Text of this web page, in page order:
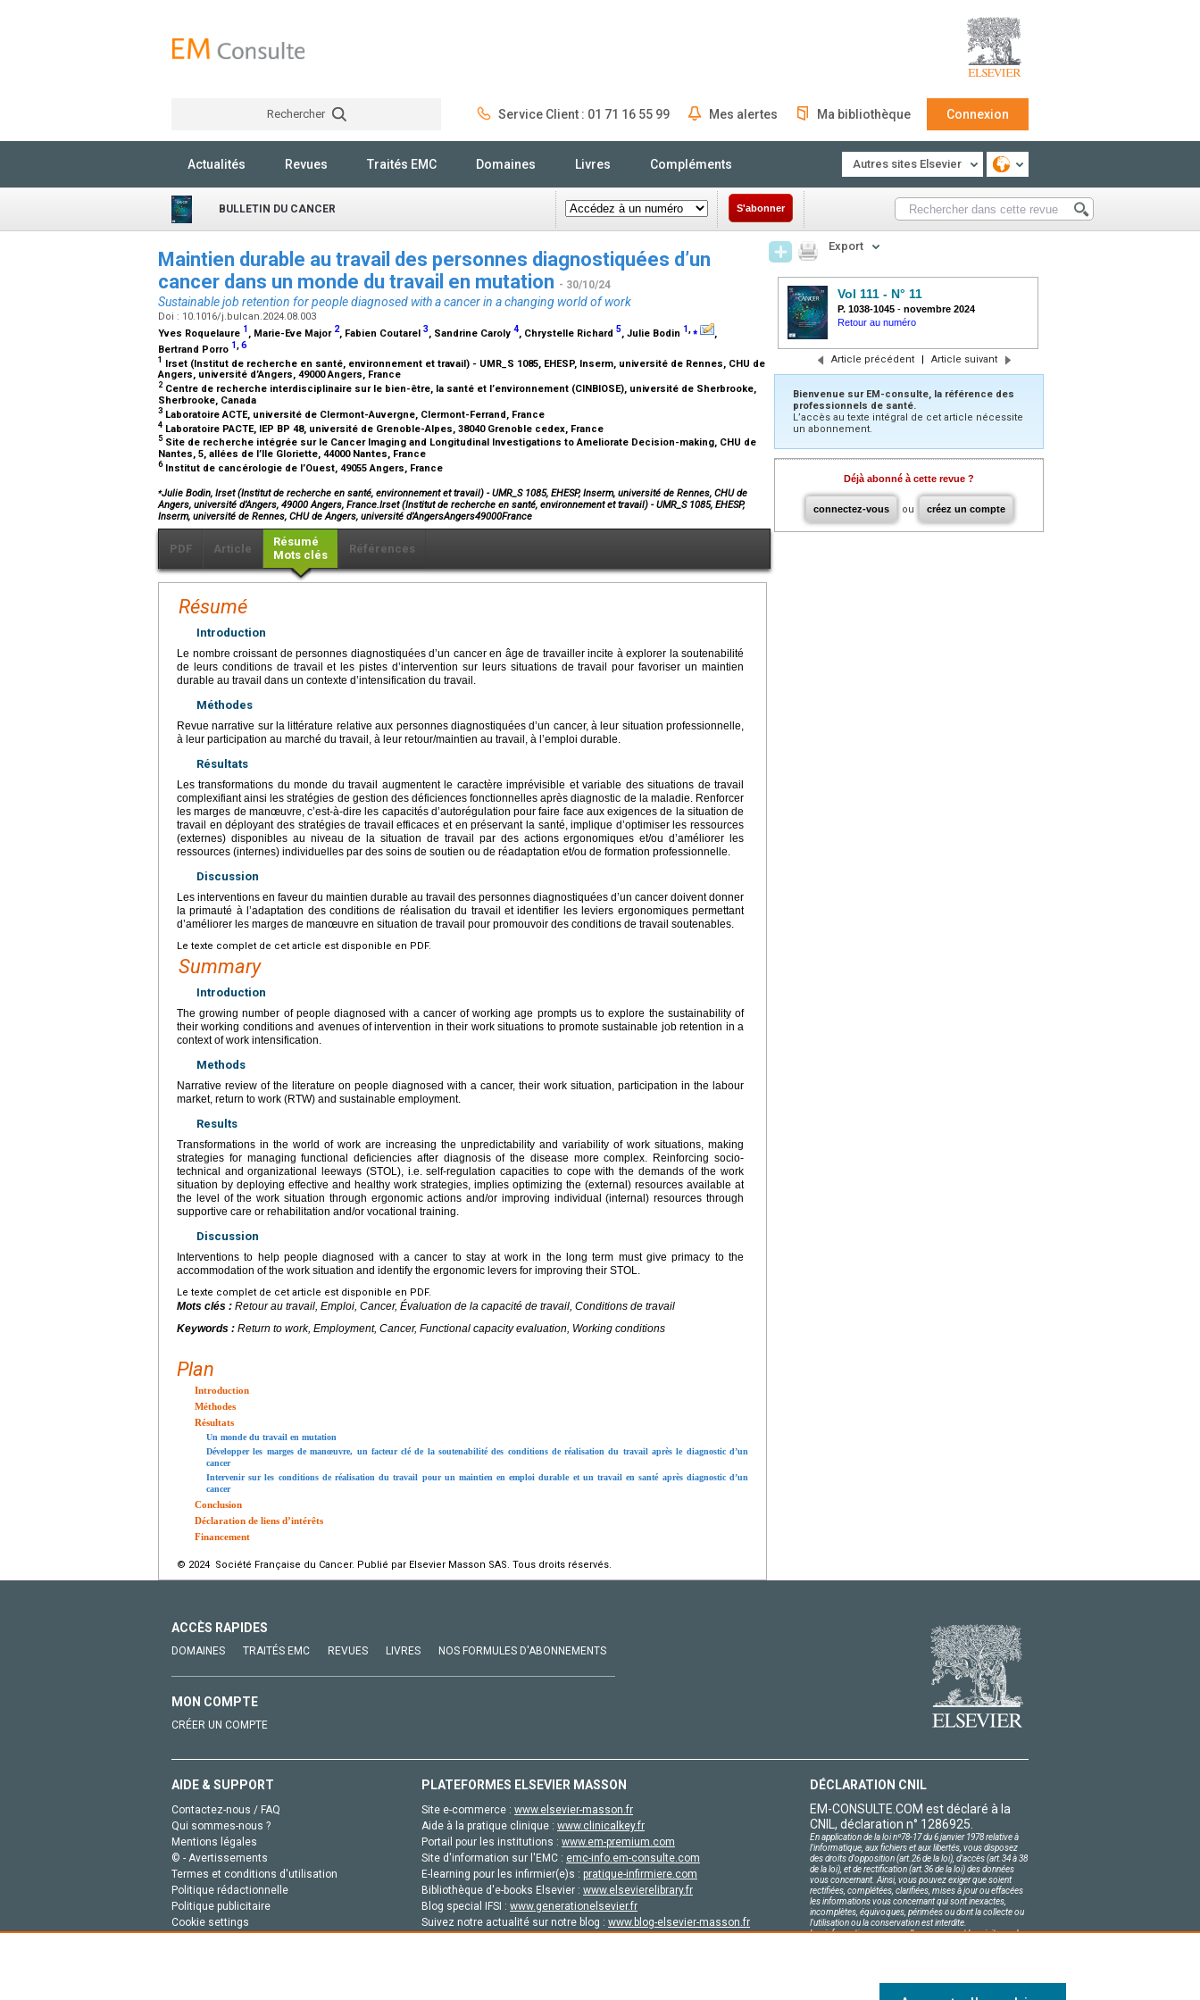
Rechercher Service Client : 01 71 16 55 99 Mes alertes Ma bibliothèque Connexion
Actualités Revues Traités EMC Domaines Livres Compléments Autres sites Elsevier
BULLETIN DU CANCER S'abonner
Maintien durable au travail des personnes diagnostiquées d’un
cancer dans un monde du travail en mutation - 30/10/24
Sustainable job retention for people diagnosed with a cancer in a changing world of work
Doi : 10.1016/j.bulcan.2024.08.003
Yves Roquelaure 1 , Marie-Eve Major 2, Fabien Coutarel 3, Sandrine Caroly 4, Chrystelle Richard 5, Julie Bodin 1,⁎
,
Bertrand Porro 1 6
1 Irset (Institut de recherche en santé, environnement et travail) - UMR_S 1085, EHESP, Inserm, université de Rennes, CHU de
Angers, université d’Angers, 49000 Angers, France
2 Centre de recherche interdisciplinaire sur le bien-être, la santé et l’environnement (CINBIOSE), université de Sherbrooke,
Sherbrooke, Canada
3 Laboratoire ACTE, université de Clermont-Auvergne, Clermont-Ferrand, France
4 Laboratoire PACTE, IEP BP 48, université de Grenoble-Alpes, 38040 Grenoble cedex, France
5 Site de recherche intégrée sur le Cancer Imaging and Longitudinal Investigations to Ameliorate Decision-making, CHU de
Nantes, 5, allées de l’Ile Gloriette, 44000 Nantes, France
6Institut de cancérologie de l’Ouest, 49055 Angers, France
⁎Julie Bodin, Irset (Institut de recherche en santé, environnement et travail) - UMR_S 1085, EHESP, Inserm, université de Rennes, CHU de
Angers, université d’Angers, 49000 Angers, France.Irset (Institut de recherche en santé, environnement et travail) - UMR_S 1085, EHESP,
Inserm, université de Rennes, CHU de Angers, université d’AngersAngers49000France
PDF Article
Résumé
Mots clés
Références
Résumé
Introduction
Le nombre croissant de personnes diagnostiquées d’un cancer en âge de travailler incite à explorer la soutenabilité
de leurs conditions de travail et les pistes d’intervention sur leurs situations de travail pour favoriser un maintien
durable au travail dans un contexte d’intensification du travail.
Méthodes
Revue narrative sur la littérature relative aux personnes diagnostiquées d’un cancer, à leur situation professionnelle,
à leur participation au marché du travail, à leur retour/maintien au travail, à l’emploi durable.
Résultats
Les transformations du monde du travail augmentent le caractère imprévisible et variable des situations de travail
complexifiant ainsi les stratégies de gestion des déficiences fonctionnelles après diagnostic de la maladie. Renforcer
les marges de manœuvre, c’est-à-dire les capacités d’autorégulation pour faire face aux exigences de la situation de
travail en déployant des stratégies de travail efficaces et en préservant la santé, implique d’optimiser les ressources
(externes) disponibles au niveau de la situation de travail par des actions ergonomiques et/ou d’améliorer les
ressources (internes) individuelles par des soins de soutien ou de réadaptation et/ou de formation professionnelle.
Discussion
Les interventions en faveur du maintien durable au travail des personnes diagnostiquées d’un cancer doivent donner
la primauté à l’adaptation des conditions de réalisation du travail et identifier les leviers ergonomiques permettant
d’améliorer les marges de manœuvre en situation de travail pour promouvoir des conditions de travail soutenables.
Le texte complet de cet article est disponible en PDF.
Summary
Introduction
The growing number of people diagnosed with a cancer of working age prompts us to explore the sustainability of
their working conditions and avenues of intervention in their work situations to promote sustainable job retention in a
context of work intensification.
Methods
Narrative review of the literature on people diagnosed with a cancer, their work situation, participation in the labour
market, return to work (RTW) and sustainable employment.
Results
Transformations in the world of work are increasing the unpredictability and variability of work situations, making
strategies for managing functional deficiencies after diagnosis of the disease more complex. Reinforcing socio-
technical and organizational leeways (STOL), i.e. self-regulation capacities to cope with the demands of the work
situation by deploying effective and healthy work strategies, implies optimizing the (external) resources available at
the level of the work situation through ergonomic actions and/or improving individual (internal) resources through
supportive care or rehabilitation and/or vocational training.
Discussion
Interventions to help people diagnosed with a cancer to stay at work in the long term must give primacy to the
accommodation of the work situation and identify the ergonomic levers for improving their STOL.
Le texte complet de cet article est disponible en PDF.
Mots clés : Retour au travail, Emploi, Cancer, Évaluation de la capacité de travail, Conditions de travail
Keywords : Return to work, Employment, Cancer, Functional capacity evaluation, Working conditions
Plan
Introduction
Méthodes
Résultats
Un monde du travail en mutation
Développer les marges de manœuvre, un facteur clé de la soutenabilité des conditions de réalisation du travail après le diagnostic d’un
cancer
Intervenir sur les conditions de réalisation du travail pour un maintien en emploi durable et un travail en santé après diagnostic d’un
cancer
Conclusion
Déclaration de liens d’intérêts
Financement
© 2024 Société Française du Cancer. Publié par Elsevier Masson SAS. Tous droits réservés.
Export
Vol 111 - N° 11
P. 1038-1045 - novembre 2024
Retour au numéro
Article précédent | Article suivant
Bienvenue sur EM-consulte, la référence des
professionnels de santé.
L’accès au texte intégral de cet article nécessite
un abonnement.
Déjà abonné à cette revue ?
connectez-vous ou créez un compte
ACCÈS RAPIDES
DOMAINES TRAITÉS EMC REVUES LIVRES NOS FORMULES D'ABONNEMENTS
MON COMPTE
CRÉER UN COMPTE
AIDE & SUPPORT
Contactez-nous / FAQ
Qui sommes-nous ?
Mentions légales
© - Avertissements
Termes et conditions d'utilisation
Politique rédactionnelle
Politique publicitaire
Cookie settings
PLATEFORMES ELSEVIER MASSON
Site e-commerce : www.elsevier-masson.fr
Aide à la pratique clinique : www.clinicalkey.fr
Portail pour les institutions : www.em-premium.com
Site d'information sur l'EMC : emc-info.em-consulte.com
E-learning pour les infirmier(e)s : pratique-infirmiere.com
Bibliothèque d'e-books Elsevier : www.elsevierelibrary.fr
Blog special IFSI : www.generationelsevier.fr
Suivez notre actualité sur notre blog : www.blog-elsevier-masson.fr
DÉCLARATION CNIL
EM-CONSULTE.COM est déclaré à la
CNIL, déclaration n° 1286925.
En application de la loi nº78-17 du 6 janvier 1978 relative à
l'informatique, aux fichiers et aux libertés, vous disposez
des droits d'opposition (art.26 de la loi), d'accès (art.34 à 38
de la loi), et de rectification (art.36 de la loi) des données
vous concernant. Ainsi, vous pouvez exiger que soient
rectifiées, complétées, clarifiées, mises à jour ou effacées
les informations vous concernant qui sont inexactes,
incomplètes, équivoques, périmées ou dont la collecte ou
l'utilisation ou la conservation est interdite.
Les informations personnelles concernant les visiteurs de